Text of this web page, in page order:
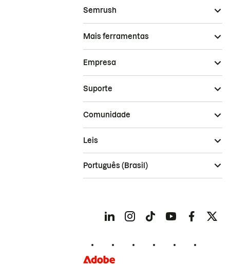
Semrush
Mais ferramentas
Empresa
Suporte
Comunidade
Leis
Português (Brasil)